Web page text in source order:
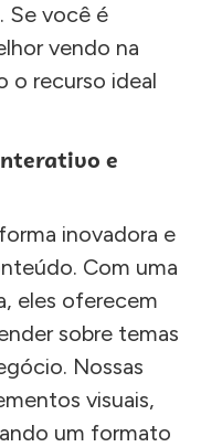
Se você é
vendo na
o recurso ideal
e
inovadora e
Com uma
eles oferecem
sobre temas
Nossas
visuais,
um formato